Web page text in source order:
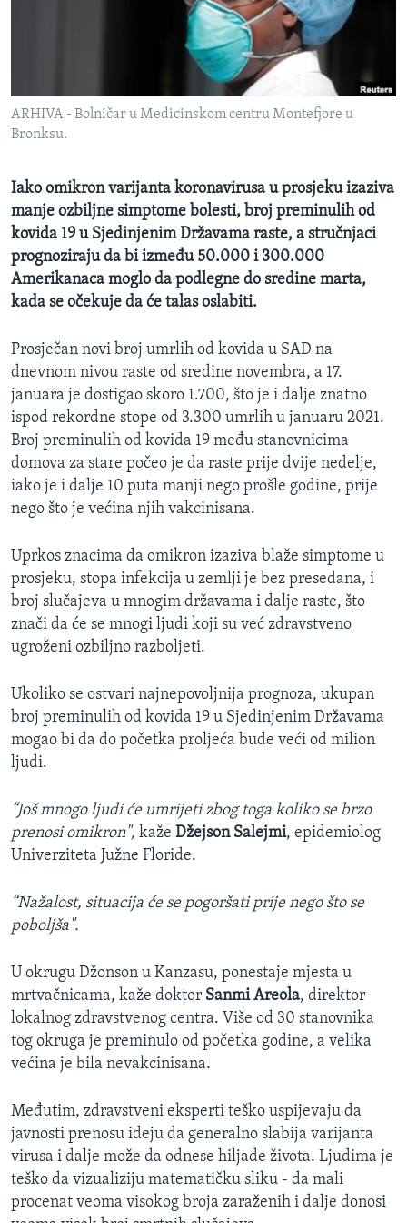
Learning English
Jezici
ARHIVA - Bolničar u Medicinskom centru Montefjore u
Bronksu.
Iako omikron varijanta koronavirusa u prosjeku izaziva
manje ozbiljne simptome bolesti, broj preminulih od
kovida 19 u Sjedinjenim Državama raste, a stručnjaci
prognoziraju da bi između 50.000 i 300.000
Amerikanaca moglo da podlegne do sredine marta,
kada se očekuje da će talas oslabiti.
Prosječan novi broj umrlih od kovida u SAD na
dnevnom nivou raste od sredine novembra, a 17.
januara je dostigao skoro 1.700, što je i dalje znatno
ispod rekordne stope od 3.300 umrlih u januaru 2021.
Broj preminulih od kovida 19 među stanovnicima
domova za stare počeo je da raste prije dvije nedelje,
iako je i dalje 10 puta manji nego prošle godine, prije
nego što je većina njih vakcinisana.
Uprkos znacima da omikron izaziva blaže simptome u
prosjeku, stopa infekcija u zemlji je bez presedana, i
broj slučajeva u mnogim državama i dalje raste, što
znači da će se mnogi ljudi koji su već zdravstveno
ugroženi ozbiljno razboljeti.
Ukoliko se ostvari najnepovoljnija prognoza, ukupan
broj preminulih od kovida 19 u Sjedinjenim Državama
mogao bi da do početka proljeća bude veći od milion
ljudi.
“Još mnogo ljudi će umrijeti zbog toga koliko se brzo
prenosi omikron", kaže Džejson Salejmi, epidemiolog
Univerziteta Južne Floride.
“Nažalost, situacija će se pogoršati prije nego što se
poboljša".
U okrugu Džonson u Kanzasu, ponestaje mjesta u
mrtvačnicama, kaže doktor Sanmi Areola, direktor
lokalnog zdravstvenog centra. Više od 30 stanovnika
tog okruga je preminulo od početka godine, a velika
većina je bila nevakcinisana.
Međutim, zdravstveni eksperti teško uspijevaju da
javnosti prenosu ideju da generalno slabija varijanta
virusa i dalje može da odnese hiljade života. Ljudima je
teško da vizualiziju matematičku sliku - da mali
procenat veoma visokog broja zaraženih i dalje donosi